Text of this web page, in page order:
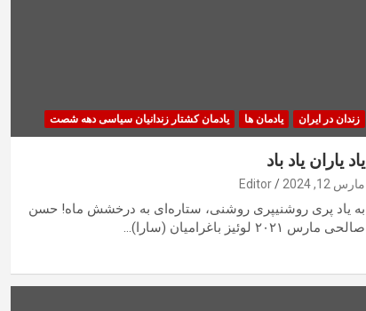
زندان در ایران یادمان ها یادمان کشتار زندانیان سیاسی دهه شصت
یاد یاران یاد باد
مارس 12, 2024 Editor
به یاد پری روشنیپری روشنی، ستاره‌ای به درخشش ماه! حسن
صالحی مارس ۲۰۲۱ لوئیز باغرامیان (سارا)…